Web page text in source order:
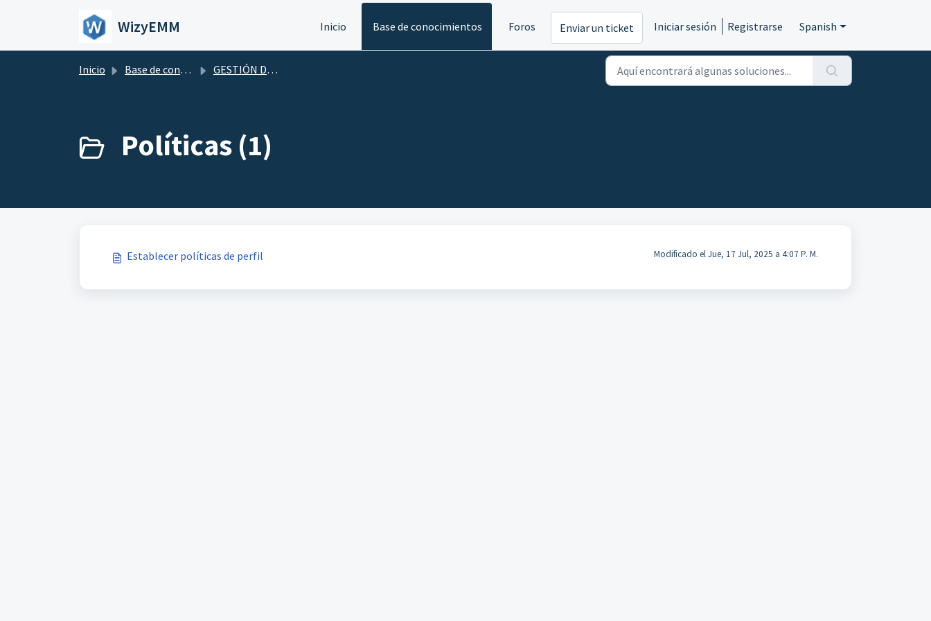
WizyEMM Inicio Base de conocimientos Foros Enviar un ticket Iniciar sesión Registrarse Spanish
Inicio Base de conocimientos GESTIÓN DE PERFIL
Políticas (1)
Establecer políticas de perfil Modificado el Jue, 17 Jul, 2025 a 4:07 P. M.